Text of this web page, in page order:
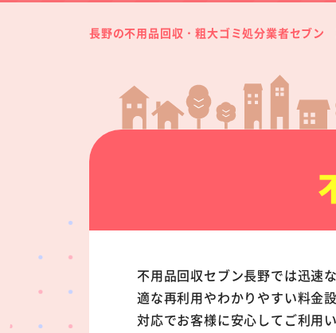
長野の不用品回収・粗大ゴミ処分業者セブン
不用品回収セブン長野では迅速
適な再利用やわかりやすい料金
対応でお客様に安心してご利用